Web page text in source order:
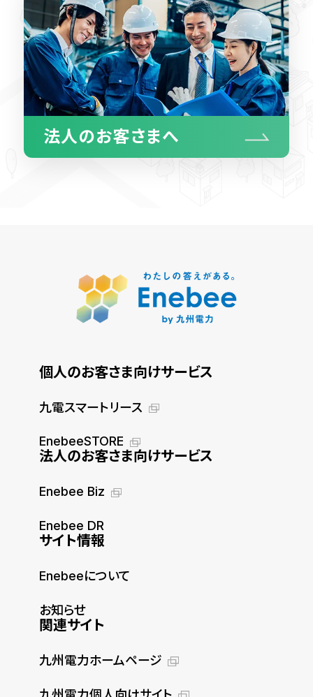
法人のお客さまへ
個人のお客さま向けサービス
九電スマートリース
EnebeeSTORE
法人のお客さま向けサービス
Enebee Biz
Enebee DR
サイト情報
Enebeeについて
お知らせ
関連サイト
九州電力ホームページ